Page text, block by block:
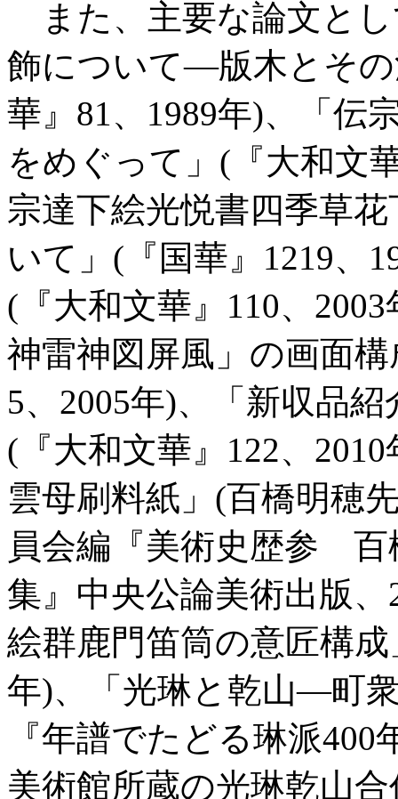
また、主要な論文とし
飾について―版木とそ
華』81、1989年)、「
をめぐって」(『大和文
宗達下絵光悦書四季草
いて」(『国華』1219、
(『大和文華』110、
神雷神図屏風」の画面
5、2005年)、「新収品
(『大和文華』122、
雲母刷料紙」(百橋明穂
員会編『美術史歴参 百
集』中央公論美術出版
絵群鹿門笛筒の意匠構
年)、「光琳と乾山―町
『年譜でたどる琳派
美術館所蔵の光琳乾山